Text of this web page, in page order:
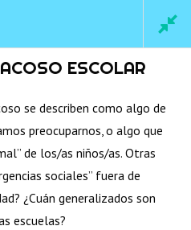
Main
ESCOLAR
se describen como algo de
preocuparnos, o algo que
de los/as niños/as. Otras
sociales” fuera de
¿Cuán generalizados son
escuelas?